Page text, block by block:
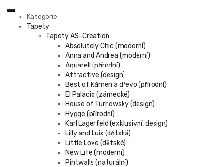
Kategorie
Tapety
Tapety AS-Creation
Absolutely Chic (moderní)
Anna and Andrea (moderní)
Aquarell (přírodní)
Attractive (design)
Best of Kámen a dřevo (přírodní)
El Palacio (zámecké)
House of Turnowsky (design)
Hygge (přírodní)
Karl Lagerfeld (exklusivní, design)
Lilly and Luis (dětská)
Little Love (dětské)
New Life (moderní)
Pintwalls (naturální)